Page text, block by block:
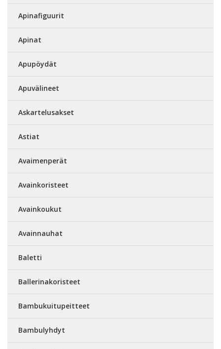
Apinafiguurit
Apinat
Apupöydät
Apuvälineet
Askartelusakset
Astiat
Avaimenperät
Avainkoristeet
Avainkoukut
Avainnauhat
Baletti
Ballerinakoristeet
Bambukuitupeitteet
Bambulyhdyt